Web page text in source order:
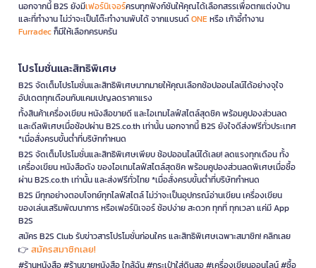
นอกจากนี้ B2S ยังมีเฟอร์นิเจอร์ครบทุกฟังก์ชันให้คุณได้เลือกสรรเพื่อตกแต่งบ้าน
และที่ทำงาน ไม่ว่าจะเป็นโต๊ะทำงานพับได้ จากแบรนด์ONEหรือ เก้าอี้ทำงาน
Furradecก็มีให้เลือกครบครัน
โปรโมชั่นและสิทธิพิเศษ
B2S จัดเต็มโปรโมชั่นและสิทธิพิเศษมากมายให้คุณเลือกช้อปออนไลน์ได้อย่างจุใจ
อัปเดตทุกเดือนกับแคมเปญลดราคาแรง
ทั้งสินค้าเครื่องเขียน หนังสือขายดี และไอเทมไลฟ์สไตล์สุดชิค พร้อมคูปองส่วนลด
และดีลพิเศษเมื่อช้อปผ่าน B2S.co.th เท่านั้น นอกจากนี้ B2S ยังใจดีส่งฟรีทั่วประเทศ
*เมื่อสั่งครบขั้นต่ำที่บริษัทกำหนด
B2S จัดเต็มโปรโมชั่นและสิทธิพิเศษเพียบ ช้อปออนไลน์ได้เลย! ลดแรงทุกเดือน ทั้ง
เครื่องเขียน หนังสือดัง ของไอเทมไลฟ์สไตล์สุดชิค พร้อมคูปองส่วนลดพิเศษเมื่อซื้อ
ผ่าน B2S.co.th เท่านั้น และส่งฟรีทั่วไทย *เมื่อสั่งครบขั้นต่ำที่บริษัทกำหนด
B2S มีทุกอย่างตอบโจทย์ทุกไลฟ์สไตล์ ไม่ว่าจะเป็นอุปกรณ์อ่านเขียน เครื่องเขียน
ของเล่นเสริมพัฒนาการ หรือเฟอร์นิเจอร์ ช้อปง่าย สะดวก ทุกที่ ทุกเวลา แค่มี App
B2S
สมัคร B2S Club รับข่าวสารโปรโมชั่นก่อนใคร และสิทธิพิเศษเฉพาะสมาชิก! คลิกเลย
👉 สมัครสมาชิกเลย!
#ร้านหนังสือ #ร้านขายหนังสือ ใกล้ฉัน #กระเป๋าใส่ดินสอ #เครื่องเขียนออนไลน์ #ซื้อ